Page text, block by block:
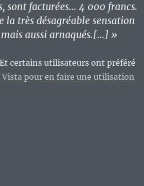
sont facturées… 4 000 francs.
la très désagréable sensation
aussi arnaqués.[…] »
certains utilisateurs ont préféré
pour en faire une utilisation
: 10 ans après – suite et fin »